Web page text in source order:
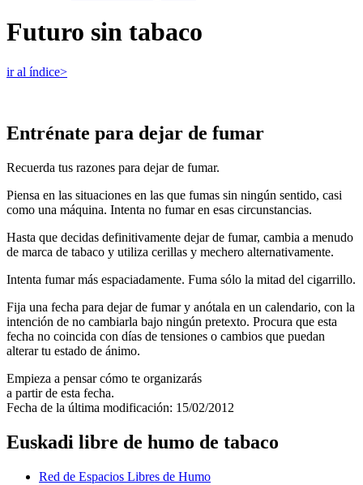
Futuro sin tabaco
ir al índice>
Entrénate para dejar de fumar
Recuerda tus razones para dejar de fumar.
Piensa en las situaciones en las que fumas sin ningún sentido, casi
como una máquina. Intenta no fumar en esas circunstancias.
Hasta que decidas definitivamente dejar de fumar, cambia a menudo
de marca de tabaco y utiliza cerillas y mechero alternativamente.
Intenta fumar más espaciadamente. Fuma sólo la mitad del cigarrillo.
Fija una fecha para dejar de fumar y anótala en un calendario, con la
intención de no cambiarla bajo ningún pretexto. Procura que esta
fecha no coincida con días de tensiones o cambios que puedan
alterar tu estado de ánimo.
Empieza a pensar cómo te organizarás
a partir de esta fecha.
Fecha de la última modificación: 15/02/2012
Euskadi libre de humo de tabaco
Red de Espacios Libres de Humo